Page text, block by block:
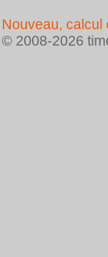
Nouveau, calcul
© 2008-2026